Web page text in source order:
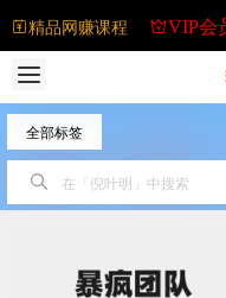
精品网赚课程 VIP会
全部标签